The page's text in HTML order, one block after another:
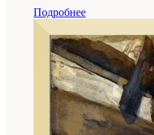
Подробнее